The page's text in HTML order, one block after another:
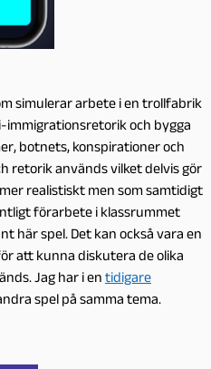
simulerar arbete i en trollfabrik
och bygga
botnets, konspirationer och
retorik används vilket delvis gör
realistiskt men som samtidigt
förarbete i klassrummet
här spel. Det kan också vara en
att kunna diskutera de olika
Jag har i en tidigare
spel på samma tema.